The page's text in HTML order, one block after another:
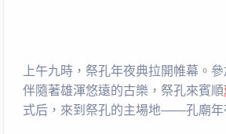
上午九時，祭孔年夜典拉開帷幕。
伴隨著雄渾悠遠的古樂，祭孔來賓順
式后，來到祭孔的主場地——孔廟年